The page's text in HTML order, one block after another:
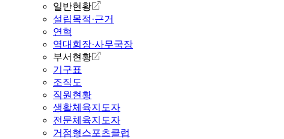
일반현황
설립목적·근거
연혁
역대회장·사무국장
부서현황
기구표
조직도
직원현황
생활체육지도자
전문체육지도자
거점형스포츠클럽